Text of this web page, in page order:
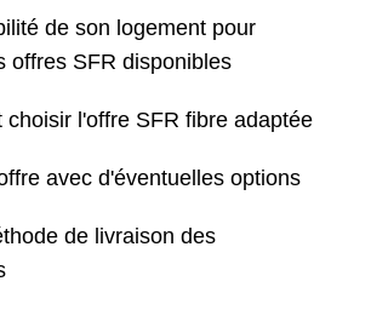
de son logement pour
offres SFR disponibles
choisir l'offre SFR fibre adaptée
avec d'éventuelles options
de livraison des